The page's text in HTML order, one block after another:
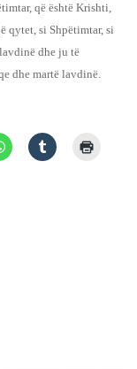
që është Krishti,
qytet, si Shpëtimtar, si
dhe ju të
dhe martë lavdinë.